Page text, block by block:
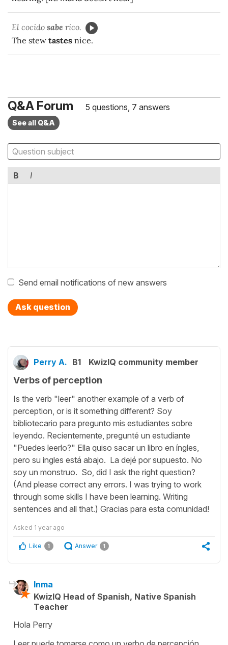
El cocido sabe rico.
The stew tastes nice.
Q&A Forum 5 questions, 7 answers
See all Q&A
B I
Send email notifications of new answers
Ask question
Perry A. B1 KwizIQ community member
Verbs of perception
Is the verb "leer" another example of a verb of
perception, or is it something different? Soy
bibliotecario para pregunto mis estudiantes sobre
leyendo. Recientemente, pregunté un estudiante
"Puedes leerlo?" Ella quiso sacar un libro en íngles,
pero su ingles está abajo. La dejé por supuesto. No
soy un monstruo. So, did I ask the right question?
(And please correct any errors. I was trying to work
through some skills I have been learning. Writing
sentences and all that.) Gracias para esta comunidad!
Asked 1 year ago
Like 1 Answer 1
Inma
KwizIQ Head of Spanish, Native Spanish
Teacher
Hola Perry